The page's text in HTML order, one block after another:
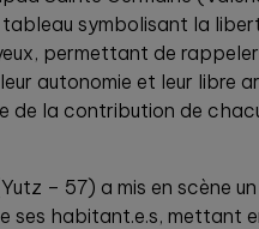
symbolisant la
permettant de rappeler
autonomie et leur libre
de la contribution de
– 57) a mis en scène
ses habitant.e.s, mettant